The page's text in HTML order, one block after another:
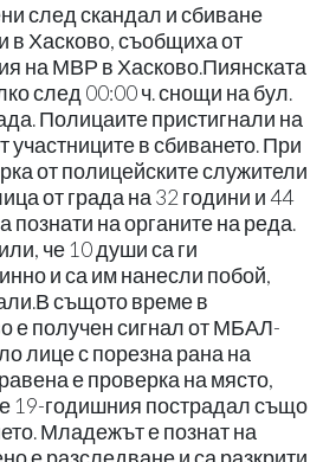
след скандал и сбиване
в Хасково, съобщиха от
на МВР в Хасково.Пиянската
след 00:00 ч. снощи на бул.
Полицаите пристигнали на
участниците в сбиването. При
от полицейските служители
от града на 32 години и 44
познати на органите на реда.
че 10 души са ги
и са им нанесли побой,
същото време в
е получен сигнал от МБАЛ-
лице с порезна рана на
е проверка на място,
19-годишния пострадал също
Младежът е познат на